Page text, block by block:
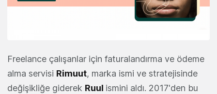
Freelance çalışanlar için faturalandırma ve ödeme
alma servisi Rimuut, marka ismi ve stratejisinde
değişikliğe giderek Ruul ismini aldı. 2017'den bu